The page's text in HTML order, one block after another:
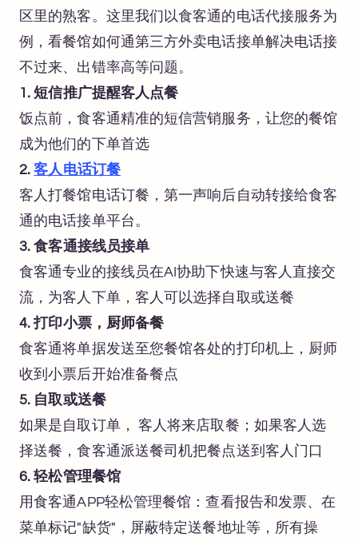
区里的熟客。这里我们以食客通的电话代接服务为
例，看餐馆如何通第三方外卖电话接单解决电话接
不过来、出错率高等问题。
1. 短信推广提醒客人点餐
饭点前，食客通精准的短信营销服务，让您的餐馆
成为他们的下单首选
2.客人电话订餐
客人打餐馆电话订餐，第一声响后自动转接给食客
通的电话接单平台。
3. 食客通接线员接单
食客通专业的接线员在AI协助下快速与客人直接交
流，为客人下单，客人可以选择自取或送餐
4. 打印小票，厨师备餐
食客通将单据发送至您餐馆各处的打印机上，厨师
收到小票后开始准备餐点
5. 自取或送餐
如果是自取订单， 客人将来店取餐；如果客人选
择送餐，食客通派送餐司机把餐点送到客人门口
6. 轻松管理餐馆
用食客通APP轻松管理餐馆：查看报告和发票、在
菜单标记"缺货"，屏蔽特定送餐地址等，所有操